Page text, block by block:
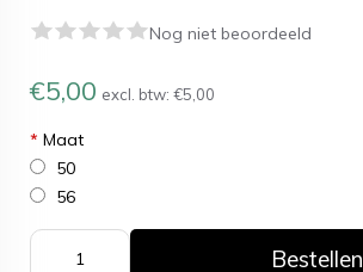
Nog niet beoordeeld
€5,00 excl. btw: €5,00
* Maat
50
56
Bestellen